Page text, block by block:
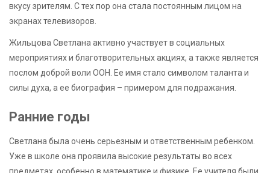
вкусу зрителям. С тех пор она стала постоянным лицом на
экранах телевизоров.
Жильцова Светлана активно участвует в социальных
мероприятиях и благотворительных акциях, а также является
послом доброй воли ООН. Ее имя стало символом таланта и
силы духа, а ее биография – примером для подражания.
Ранние годы
Светлана была очень серьезным и ответственным ребенком.
Уже в школе она проявила высокие результаты во всех